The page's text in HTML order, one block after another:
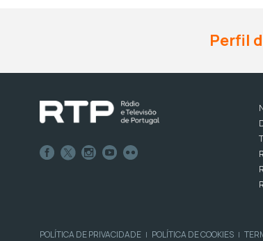
Perfil
POLÍTICA DE PRIVACIDADE | POLÍTICA DE COOKIES |